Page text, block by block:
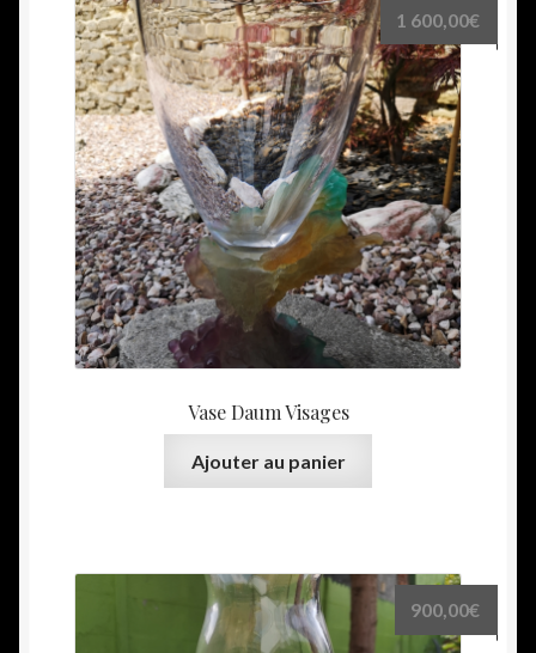
Vase Daum Visages
1 600,00€
Ajouter au panier
900,00€